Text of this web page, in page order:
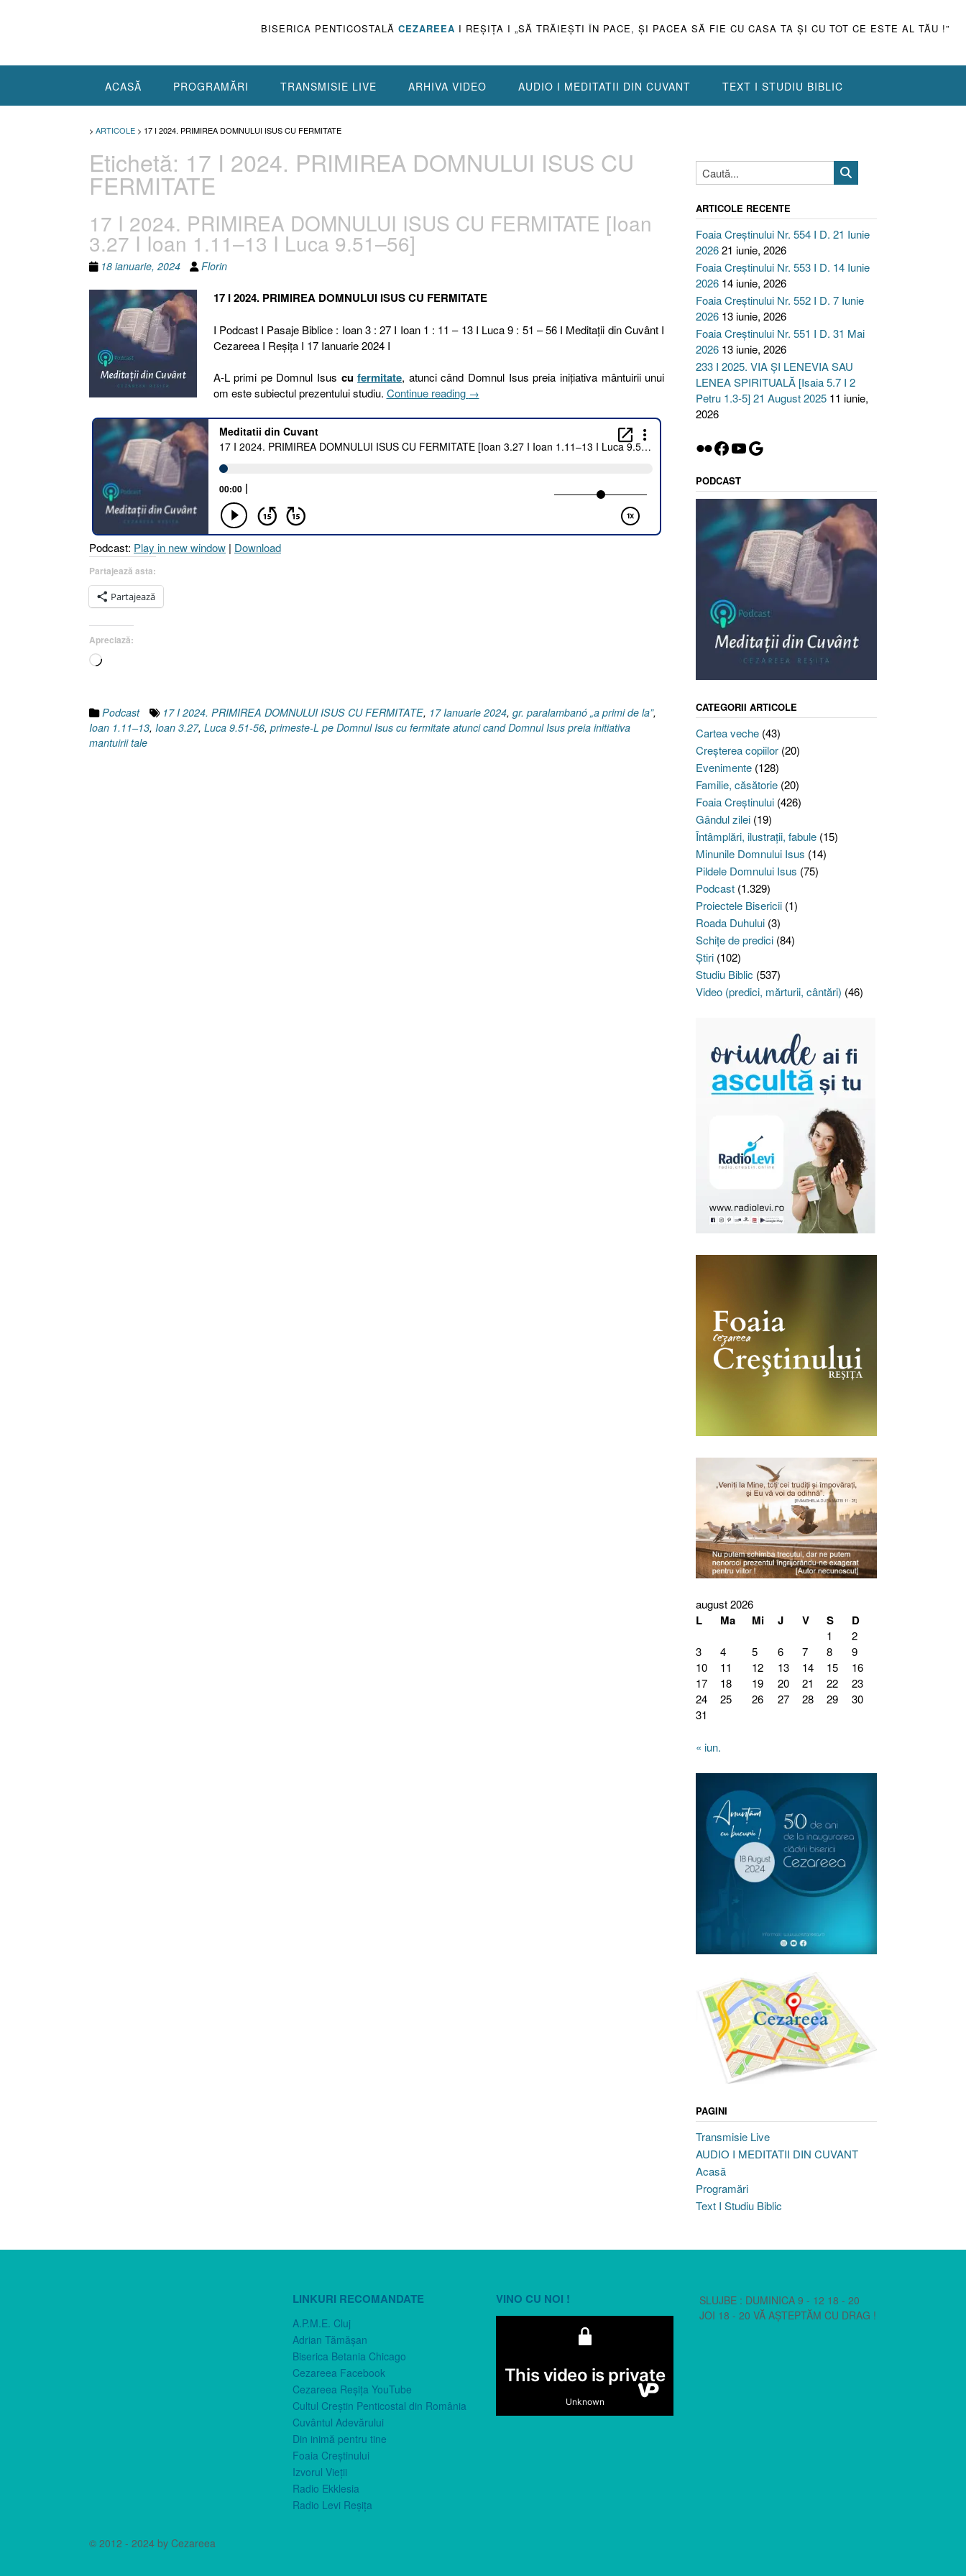
BISERICA PENTICOSTALĂ CEZAREEA I REŞIŢA I „SĂ TRĂIEŞTI ÎN PACE, ŞI PACEA SĂ FIE CU CASA TA ŞI CU TOT CE ESTE AL TĂU !”
ACASĂ PROGRAMĂRI TRANSMISIE LIVE ARHIVA VIDEO AUDIO I MEDITATII DIN CUVANT TEXT I STUDIU BIBLIC
> ARTICOLE > 17 I 2024. PRIMIREA DOMNULUI ISUS CU FERMITATE
Etichetă: 17 I 2024. PRIMIREA DOMNULUI ISUS CU
FERMITATE
17 I 2024. PRIMIREA DOMNULUI ISUS CU FERMITATE [Ioan
3.27 I Ioan 1.11–13 I Luca 9.51–56]
18 ianuarie, 2024 Florin
17 I 2024. PRIMIREA DOMNULUI ISUS CU FERMITATE
I Podcast I Pasaje Biblice : Ioan 3 : 27 I Ioan 1 : 11 – 13 I Luca 9 : 51 – 56 I Meditaţii din Cuvânt I
Cezareea I Reşiţa I 17 Ianuarie 2024 I
A-L primi pe Domnul Isus cufermitate, atunci când Domnul Isus preia inițiativa mântuirii unui
om este subiectul prezentului studiu. Continue reading „17
2024.
PRIMIREA
DOMNULUI
3.27
→
Podcast: Play in new window | Download
Partajează asta:
Partajează
Apreciază:
Încarc...
Podcast 17 I 2024. PRIMIREA DOMNULUI ISUS CU FERMITATE, 17 Ianuarie 2024, gr. paralambanó „a primi de la”,
Ioan 1.11–13, Ioan 3.27, Luca 9.51-56, primeste-L pe Domnul Isus cu fermitate atunci cand Domnul Isus preia initiativa
mantuirii tale
ARTICOLE RECENTE
Foaia Creștinului Nr. 554 I D. 21 Iunie
202621 iunie, 2026
Foaia Creștinului Nr. 553 I D. 14 Iunie
2026 14 iunie, 2026
Foaia Creștinului Nr. 552 I D. 7 Iunie
2026 13 iunie, 2026
Foaia Creștinului Nr. 551 I D. 31 Mai
2026 13 iunie, 2026
233 I 2025. VIA ȘI LENEVIA SAU
LENEA SPIRITUALĂ [Isaia 5.7 I 2
Petru 1.3-5] 21 August 2025 11 iunie,
2026
Flickr
Facebook
YouTube
Google
PODCAST
CATEGORII ARTICOLE
Cartea veche(43)
Creşterea copiilor(20)
Evenimente(128)
Familie, căsătorie(20)
Foaia Creştinului(426)
Gândul zilei(19)
Întâmplări, ilustraţii, fabule(15)
Minunile Domnului Isus (14)
Pildele Domnului Isus (75)
Podcast(1.329)
Proiectele Bisericii(1)
Roada Duhului(3)
Schiţe de predici(84)
Ştiri(102)
Studiu Biblic (537)
Video (predici, mărturii, cântări) (46)
august 2026
L Ma Mi J V S D
1
2
3
4 5 6 7 8
9
10
11 12 13 14 15
16
17
18 19 20 21 22
23
24
25 26 27 28 29
30
31
« iun.
PAGINI
Transmisie Live
AUDIO I MEDITATII DIN CUVANT
Acasă
Programări
Text I Studiu Biblic
LINKURI RECOMANDATE
A.P.M.E. Cluj
Adrian Tămăşan
Biserica Betania Chicago
Cezareea Facebook
Cezareea Reşiţa YouTube
Cultul Creştin Penticostal din România
Cuvântul Adevărului
Din inimă pentru tine
Foaia Creştinului
Izvorul Vieţii
Radio Ekklesia
Radio Levi Reşiţa
VINO CU NOI !
SLUJBE : DUMINICA 9 - 12 18 - 20
JOI 18 - 20 VĂ AȘTEPTĂM CU DRAG !
© 2012 - 2024 by Cezareea